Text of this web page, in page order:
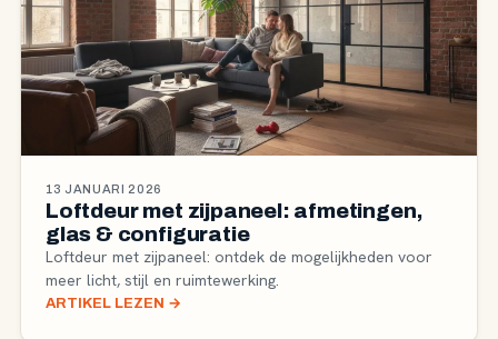
13 JANUARI 2026
Loftdeur met zijpaneel: afmetingen,
glas & configuratie
Loftdeur met zijpaneel: ontdek de mogelijkheden voor
meer licht, stijl en ruimtewerking.
ARTIKEL LEZEN →